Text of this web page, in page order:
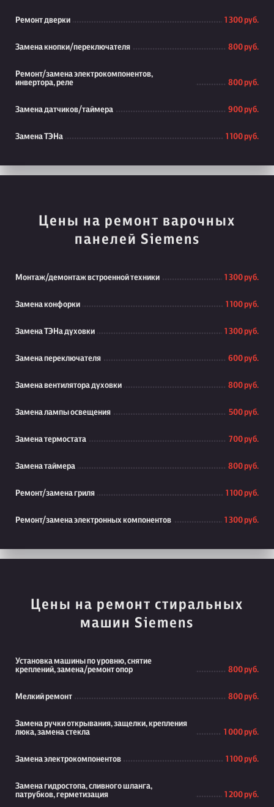
Ремонт дверки 1 300 руб.
Замена кнопки/переключателя 800 руб.
Ремонт/замена электрокомпонентов,
инвертора, реле
800 руб.
Замена датчиков/таймера 900 руб.
Замена ТЭНа 1 100 руб.
Цены на ремонт варочных
панелей Siemens
Монтаж/демонтаж встроенной техники 1 300 руб.
Замена конфорки 1 100 руб.
Замена ТЭНа духовки 1 300 руб.
Замена переключателя 600 руб.
Замена вентилятора духовки 800 руб.
Замена лампы освещения 500 руб.
Замена термостата 700 руб.
Замена таймера 800 руб.
Ремонт/замена гриля 1 100 руб.
Ремонт/замена электронных компонентов 1 300 руб.
Цены на ремонт стиральных
машин Siemens
Установка машины по уровню, снятие
креплений, замена/ремонт опор
800 руб.
Мелкий ремонт 800 руб.
Замена ручки открывания, защелки, крепления
люка, замена стекла
1 000 руб.
Замена электрокомпонентов 1 100 руб.
Замена гидростопа, сливного шланга,
патрубков, герметизация
1 200 руб.